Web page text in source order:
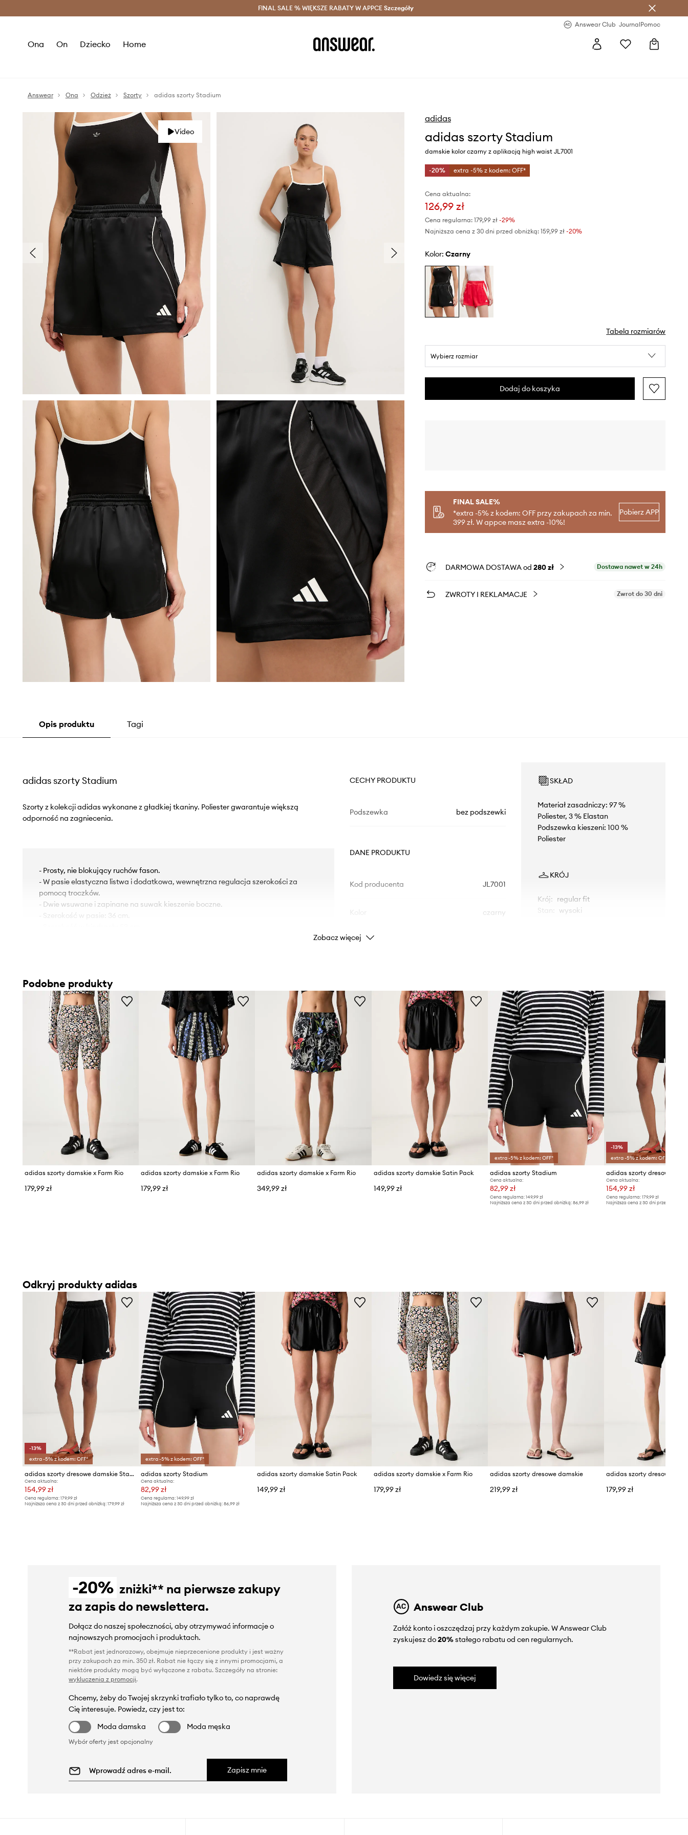
Oszczędzaj z Answear Club > Dostawa nawet w 24h >
FINAL SALE % WIĘKSZE RABATY W APPCE Szczegóły
Answear Club JournalPomoc
Ona On Dziecko Home
Answear Ona Odzież Szorty adidas szorty Stadium
Video
adidas
adidas szorty Stadium
damskie kolor czarny z aplikacją high waist JL7001
-20% extra -5% z kodem: OFF*
Cena aktualna:
126,99 zł
Cena regularna: 179,99 zł-29%
Najniższa cena z 30 dni przed obniżką: 159,99 zł -20%
Kolor: czarny
Tabela rozmiarów
Wybierz rozmiar
Dodaj do koszyka
FINAL SALE%
*extra -5% z kodem: OFF przy zakupach za min.
399 zł. W appce masz extra -10%!
Pobierz APP
DARMOWA DOSTAWA od 280 zł Dostawa nawet w 24h
ZWROTY I REKLAMACJE Zwrot do 30 dni
Opis produktu Tagi
adidas szorty Stadium
Szorty z kolekcji adidas wykonane z gładkiej tkaniny. Poliester gwarantuje większą
odporność na zagniecenia.
- Prosty, nie blokujący ruchów fason.
- W pasie elastyczna listwa i dodatkowa, wewnętrzna regulacja szerokości za
pomocą troczków.
- Dwie wsuwane i zapinane na suwak kieszenie boczne.
- Szerokość w pasie: 36 cm.
CECHY PRODUKTU
Podszewka bez podszewki
DANE PRODUKTU
Kod producenta JL7001
czarny
Marka
ID Produktu
SKŁAD
Materiał zasadniczy: 97 %
Poliester, 3 % Elastan
Podszewka kieszeni: 100 %
Poliester
KRÓJ
Krój: regular fit
Stan
wysoki
Rozmiarówka standardowa
Zalecamy wybór rozmiaru, jaki nosisz
zazwyczaj.
Tabela rozmiarów
Zobacz więcej
Podobne produkty
adidas szorty damskie x Farm Rio
179,99 zł
adidas szorty damskie x Farm Rio
179,99 zł
adidas szorty damskie x Farm Rio
349,99 zł
adidas szorty damskie Satin Pack
149,99 zł
extra -5% z kodem: OFF*
adidas szorty Stadium
Cena aktualna:
82,99 zł
Cena regularna:149,99 zł
Najniższa cena z 30 dni przed obniżką:86,99 zł
-13%
extra -5% z kodem: OFF*
Cena aktualna:
154,99 zł
Cena regularna: 179,99 zł
Najniższa cena z 30 dni przed obniżką:
Odkryj produkty adidas
-13%
extra -5% z kodem: OFF*
adidas szorty dresowe damskie Stadium
Cena aktualna:
154,99 zł
Cena regularna: 179,99 zł
Najniższa cena z 30 dni przed obniżką: 179,99 zł
extra -5% z kodem: OFF*
adidas szorty Stadium
Cena aktualna:
82,99 zł
Cena regularna:149,99 zł
Najniższa cena z 30 dni przed obniżką:86,99 zł
adidas szorty damskie Satin Pack
149,99 zł
adidas szorty damskie x Farm Rio
179,99 zł
adidas szorty dresowe damskie
219,99 zł 179,99 zł
-20% zniżki** na pierwsze zakupy
za zapis do newslettera.
Dołącz do naszej społeczności, aby otrzymywać informacje o
najnowszych promocjach i produktach.
**Rabat jest jednorazowy, obejmuje nieprzecenione produkty i jest ważny
przy zakupach za min. 350 zł. Rabat nie łączy się z innymi promocjami, a
niektóre produkty mogą być wyłączone z rabatu. Szczegóły na stronie:
wykluczenia z promocji.
Chcemy, żeby do Twojej skrzynki trafiało tylko to, co naprawdę
Cię interesuje. Powiedz, czy jest to:
Moda damska
Moda męska
Wybór oferty jest opcjonalny
Zapisz mnie
Answear Club
Załóż konto i oszczędzaj przy każdym zakupie. W Answear Club
zyskujesz do20%stałego rabatu od cen regularnych.
Dowiedz się więcej